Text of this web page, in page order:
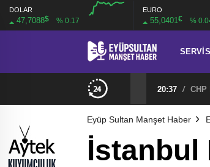
DOLAR
47,7088$ % 0.17
EURO
55,0401€ %
SERVIS
20:37 /
Eyüp Sultan Manşet Haber
İstanbul